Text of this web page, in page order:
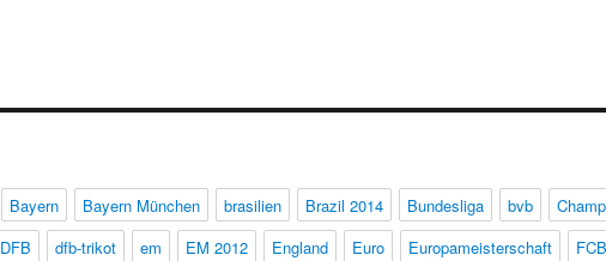
Bayern Bayern München brasilien Brazil 2014 Bundesliga bvb
DFB dfb-trikot em EM 2012 England Euro Europameisterschaft
FCB